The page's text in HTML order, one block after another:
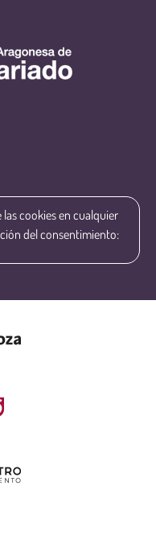
cookies en cualquier
del consentimiento: